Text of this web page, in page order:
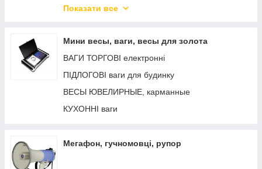
мобільних телефонів
Показати все
Мини весы, ваги, весы для золота
ВАГИ ТОРГОВІ електронні
ПІДЛОГОВІ ваги для будинку
ВЕСЫ ЮВЕЛИРНЫЕ, карманные
КУХОННІ ваги
Мегафон, гучномовці, рупор